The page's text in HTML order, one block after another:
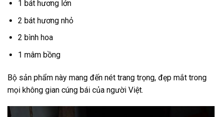
1 bát hương lớn
2 bát hương nhỏ
2 bình hoa
1 mâm bồng
Bộ sản phẩm này mang đến nét trang trọng, đẹp mắt trong
mọi không gian cúng bái của người Việt.